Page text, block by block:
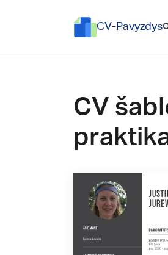
CV-Pavyzdys
CV